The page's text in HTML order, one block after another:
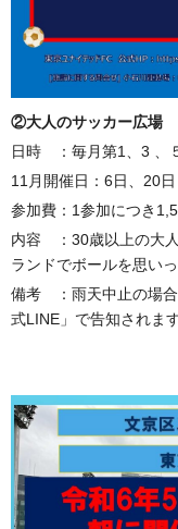
②大人のサッカー広場
日時 ：毎月第1、3 、
11月開催日：6日、20日
参加費：1参加につき
内容 ：30歳以上の大
ランドでボールを思い
備考 ：雨天中止の場合
式LINE」で告知されます